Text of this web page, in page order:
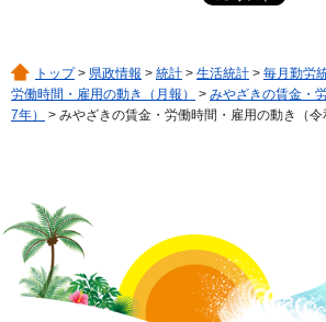
トップ> 県政情報 > 統計 > 生活統計 > 毎月勤労
労働時間・雇用の動き（月報）
> みやざきの賃金・
7年）
> みやざきの賃金・労働時間・雇用の動き（令